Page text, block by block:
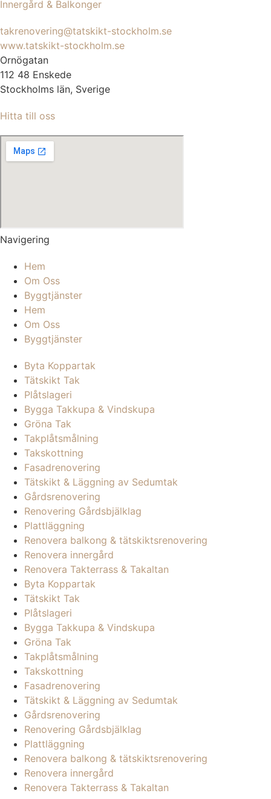
Innergård & Balkonger
takrenovering@tatskikt-stockholm.se
www.tatskikt-stockholm.se
Ornögatan
112 48 Enskede
Stockholms län, Sverige
Hitta till oss
Navigering
Hem
Om Oss
Byggtjänster
Hem
Om Oss
Byggtjänster
Byta Koppartak
Tätskikt Tak
Plåtslageri
Bygga Takkupa & Vindskupa
Gröna Tak
Takplåtsmålning
Takskottning
Fasadrenovering
Tätskikt & Läggning av Sedumtak
Gårdsrenovering
Renovering Gårdsbjälklag
Plattläggning
Renovera balkong & tätskiktsrenovering
Renovera innergård
Renovera Takterrass & Takaltan
Byta Koppartak
Tätskikt Tak
Plåtslageri
Bygga Takkupa & Vindskupa
Gröna Tak
Takplåtsmålning
Takskottning
Fasadrenovering
Tätskikt & Läggning av Sedumtak
Gårdsrenovering
Renovering Gårdsbjälklag
Plattläggning
Renovera balkong & tätskiktsrenovering
Renovera innergård
Renovera Takterrass & Takaltan